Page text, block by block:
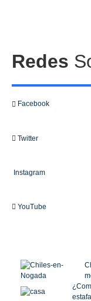
Redes
Facebook
Twitter
Instagram
YouTube